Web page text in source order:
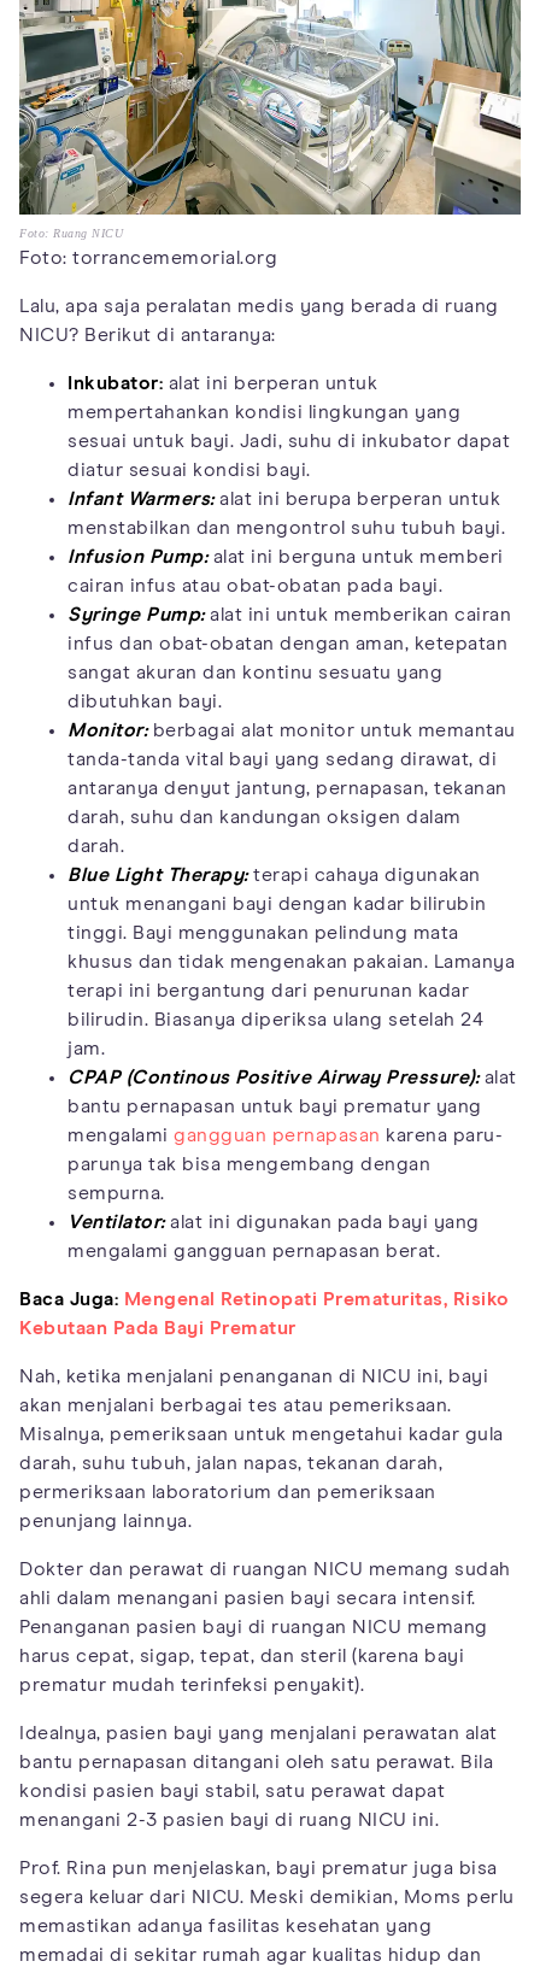
Foto: Ruang NICU
Foto: torrancememorial.org
Lalu, apa saja peralatan medis yang berada di ruang
NICU? Berikut di antaranya:
Inkubator: alat ini berperan untuk
mempertahankan kondisi lingkungan yang
sesuai untuk bayi. Jadi, suhu di inkubator dapat
diatur sesuai kondisi bayi.
Infant Warmers:alat ini berupa berperan untuk
menstabilkan dan mengontrol suhu tubuh bayi.
Infusion Pump:alat ini berguna untuk memberi
cairan infus atau obat-obatan pada bayi.
Syringe Pump:alat ini untuk memberikan cairan
infus dan obat-obatan dengan aman, ketepatan
sangat akuran dan kontinu sesuatu yang
dibutuhkan bayi.
Monitor:berbagai alat monitor untuk memantau
tanda-tanda vital bayi yang sedang dirawat, di
antaranya denyut jantung, pernapasan, tekanan
darah, suhu dan kandungan oksigen dalam
darah.
Blue Light Therapy:terapi cahaya digunakan
untuk menangani bayi dengan kadar bilirubin
tinggi. Bayi menggunakan pelindung mata
khusus dan tidak mengenakan pakaian. Lamanya
terapi ini bergantung dari penurunan kadar
bilirudin. Biasanya diperiksa ulang setelah 24
jam.
CPAP (Continous Positive Airway Pressure):alat
bantu pernapasan untuk bayi prematur yang
mengalami gangguan pernapasan karena paru-
parunya tak bisa mengembang dengan
sempurna.
Ventilator:alat ini digunakan pada bayi yang
mengalami gangguan pernapasan berat.
Baca Juga: Mengenal Retinopati Prematuritas, Risiko
Kebutaan Pada Bayi Prematur
Nah, ketika menjalani penanganan di NICU ini, bayi
akan menjalani berbagai tes atau pemeriksaan.
Misalnya, pemeriksaan untuk mengetahui kadar gula
darah, suhu tubuh, jalan napas, tekanan darah,
permeriksaan laboratorium dan pemeriksaan
penunjang lainnya.
Dokter dan perawat di ruangan NICU memang sudah
ahli dalam menangani pasien bayi secara intensif.
Penanganan pasien bayi di ruangan NICU memang
harus cepat, sigap, tepat, dan steril (karena bayi
prematur mudah terinfeksi penyakit).
Idealnya, pasien bayi yang menjalani perawatan alat
bantu pernapasan ditangani oleh satu perawat. Bila
kondisi pasien bayi stabil, satu perawat dapat
menangani 2-3 pasien bayi di ruang NICU ini.
Prof. Rina pun menjelaskan, bayi prematur juga bisa
segera keluar dari NICU. Meski demikian, Moms perlu
memastikan adanya fasilitas kesehatan yang
memadai di sekitar rumah agar kualitas hidup dan